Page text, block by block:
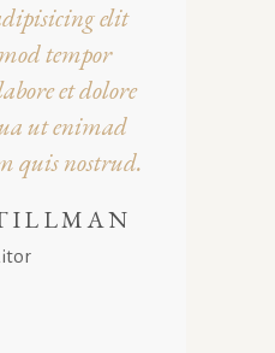
elit
tempor
et dolore
ut enimad
quis nostrud.